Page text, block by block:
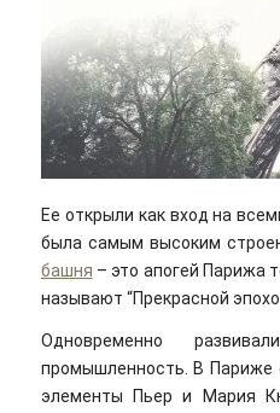
Ее открыли как вход на
была самым высоким
башня – это апогей Парижа
называют “Прекрасной
Одновременно
промышленность. В Париже
элементы Пьер и Мария